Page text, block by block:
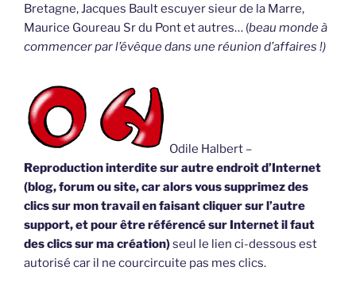
Bretagne, Jacques Bault escuyer sieur de la Marre,
Maurice Goureau Sr du Pont et autres… (beau monde à
commencer par l’évêque dans une réunion d’affaires !)
Odile Halbert –
Reproduction interdite sur autre endroit d’Internet
(blog, forum ou site, car alors vous supprimez des
clics sur mon travail en faisant cliquer sur l’autre
support, et pour être référencé sur Internet il faut
des clics sur ma création)seul le lien ci-dessous est
autorisé car il ne courcircuite pas mes clics.